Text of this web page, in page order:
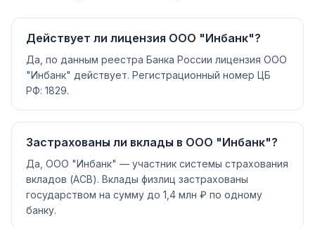
Действует ли лицензия ООО "Инбанк"?
Да, по данным реестра Банка России лицензия ООО
"Инбанк" действует. Регистрационный номер ЦБ
РФ: 1829.
Застрахованы ли вклады в ООО "Инбанк"?
Да, ООО "Инбанк" — участник системы страхования
вкладов (АСВ). Вклады физлиц застрахованы
государством на сумму до 1,4 млн ₽ по одному
банку.